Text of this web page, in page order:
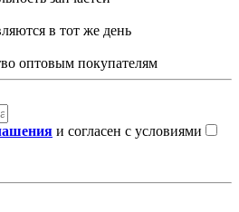
в тот же день
оптовым покупателям
и согласен с условиями